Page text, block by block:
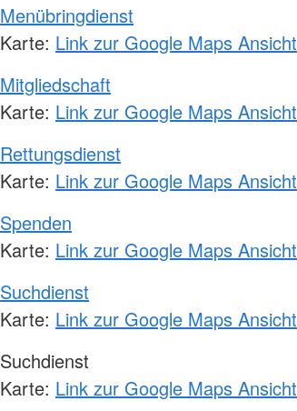
Menübringdienst
Karte: Link zur Google Maps Ansicht
Mitgliedschaft
Karte: Link zur Google Maps Ansicht
Rettungsdienst
Karte: Link zur Google Maps Ansicht
Spenden
Karte: Link zur Google Maps Ansicht
Suchdienst
Karte: Link zur Google Maps Ansicht
Suchdienst
Karte: Link zur Google Maps Ansicht